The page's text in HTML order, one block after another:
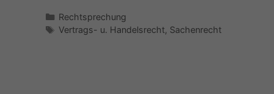
Kategorien
Rechtsprechung
Schlagwörter
Vertrags- u. Handelsrecht, Sachenrecht